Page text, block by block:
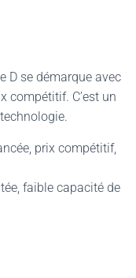
D se démarque avec
compétitif. C’est un
prix compétitif,
faible capacité de